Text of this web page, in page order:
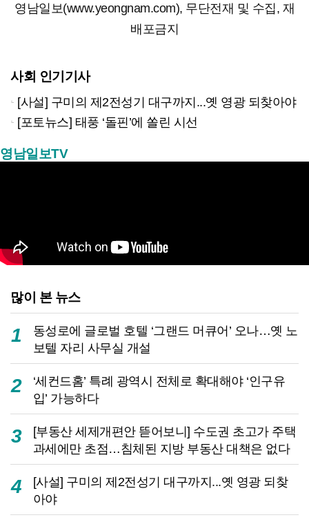
영남일보(www.yeongnam.com), 무단전재 및 수집, 재
배포금지
사회 인기기사
[사설] 구미의 제2전성기 대구까지...옛 영광 되찾아야
[포토뉴스] 태풍 ‘돌핀’에 쏠린 시선
영남일보TV
많이 본 뉴스
1
동성로에 글로벌 호텔 ‘그랜드 머큐어’ 오나…옛 노
보텔 자리 사무실 개설
2
‘세컨드홈’ 특례 광역시 전체로 확대해야 ‘인구유
입’ 가능하다
3
[부동산 세제개편안 뜯어보니] 수도권 초고가 주택
과세에만 초점…침체된 지방 부동산 대책은 없다
4
[사설] 구미의 제2전성기 대구까지...옛 영광 되찾
아야